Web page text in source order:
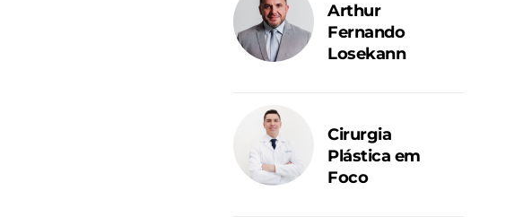
Arthur
Fernando
Losekann
Cirurgia
Plástica em
Foco